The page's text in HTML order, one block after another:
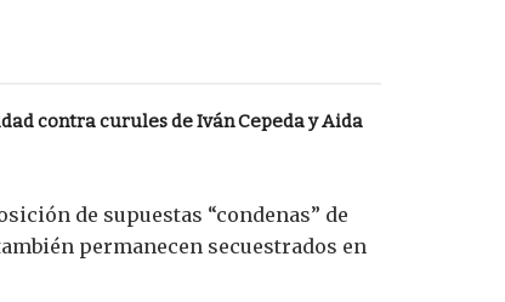
contra curules de Iván Cepeda y Aida
de supuestas “condenas” de
permanecen secuestrados en